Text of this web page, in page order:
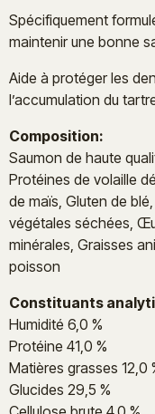
Spécifiquement
maintenir une bonne
Aide à protéger les
l’accumulation du
Composition:
Saumon de haute
Protéines de volaille
de maïs, Gluten de
végétales séchées,
minérales, Graisses
poisson
Constituants
Humidité 6,0 %
Protéine 41,0 %
Matières grasses 12,0
Glucides 29,5 %